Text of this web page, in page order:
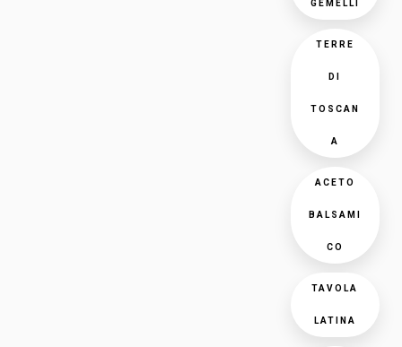
GEMELLI
TERRE
DI
TOSCAN
A
ACETO
BALSAMI
CO
TAVOLA
LATINA